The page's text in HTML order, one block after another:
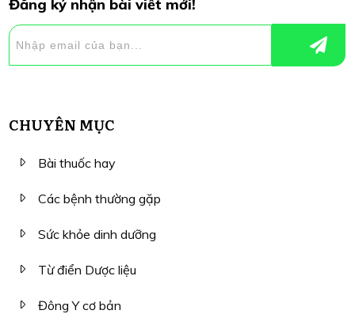
Đăng ký nhận bài viết mới!
CHUYÊN MỤC
Bài thuốc hay
Các bệnh thường gặp
Sức khỏe dinh dưỡng
Từ điển Dược liệu
Đông Y cơ bản